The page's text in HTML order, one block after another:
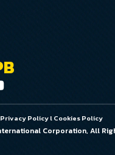
Privacy PolicylCookies Policy
Corporation, All